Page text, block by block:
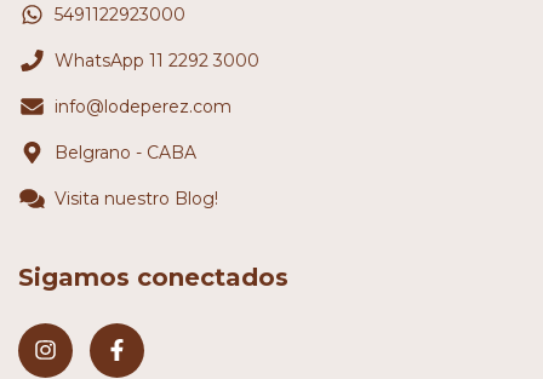
5491122923000
WhatsApp 11 2292 3000
info@lodeperez.com
Belgrano - CABA
Visita nuestro Blog!
Sigamos conectados